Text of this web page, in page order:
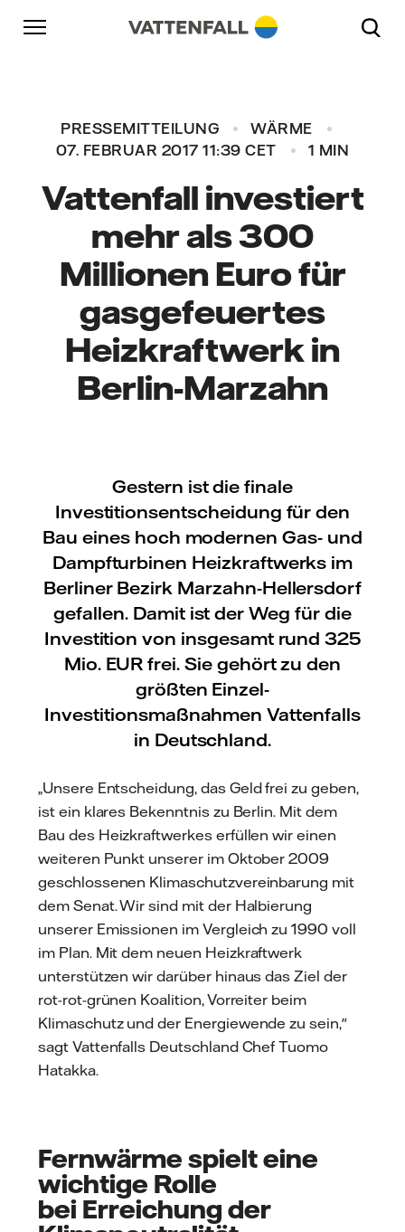
Überspringen
Zurück zur Hauptnavigation
Gehe zur Fußzeile
PRESSEMITTEILUNG
WÄRME
07. FEBRUAR 2017 11:39 CET
1 MIN
Vattenfall investiert
mehr als 300
Millionen Euro für
gasgefeuertes
Heizkraftwerk in
Berlin-Marzahn
Gestern ist die finale
Investitionsentscheidung für den
Bau eines hoch modernen Gas- und
Dampfturbinen Heizkraftwerks im
Berliner Bezirk Marzahn-Hellersdorf
gefallen. Damit ist der Weg für die
Investition von insgesamt rund 325
Mio. EUR frei. Sie gehört zu den
größten Einzel-
Investitionsmaßnahmen Vattenfalls
in Deutschland.
„Unsere Entscheidung, das Geld frei zu geben,
ist ein klares Bekenntnis zu Berlin. Mit dem
Bau des Heizkraftwerkes erfüllen wir einen
weiteren Punkt unserer im Oktober 2009
geschlossenen Klimaschutzvereinbarung mit
dem Senat. Wir sind mit der Halbierung
unserer Emissionen im Vergleich zu 1990 voll
im Plan. Mit dem neuen Heizkraftwerk
unterstützen wir darüber hinaus das Ziel der
rot-rot-grünen Koalition, Vorreiter beim
Klimaschutz und der Energiewende zu sein,"
sagt Vattenfalls Deutschland Chef Tuomo
Hatakka.
Fernwärme spielt eine
wichtige Rolle
bei Erreichung der
Zurück zur Hauptnavigation